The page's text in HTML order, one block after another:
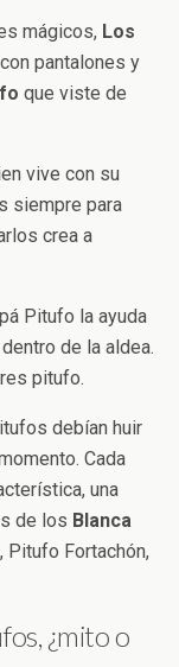
mágicos, Los
pantalones y
que viste de
vive con su
siempre para
crea a
Pitufo la ayuda
de la aldea.
pitufo.
debían huir
Cada
una
de los Blanca
Pitufo Fortachón,
¿mito o